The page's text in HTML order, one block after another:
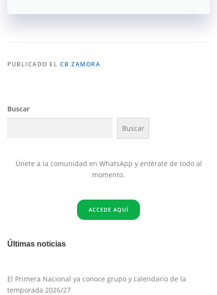
PUBLICADO EL CB ZAMORA
Buscar
Buscar
Únete a la comunidad en WhatsApp y entérate de todo al
momento.
ACCEDE AQUÍ
Últimas noticias
El Primera Nacional ya conoce grupo y calendario de la
temporada 2026/27